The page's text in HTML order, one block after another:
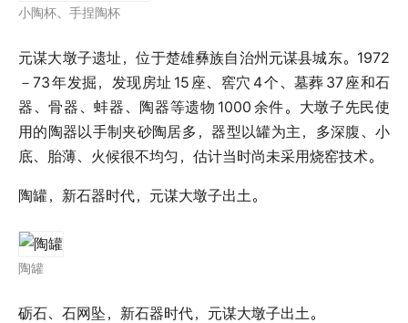
小陶杯、手捏陶杯
元谋大墩子遗址，位于楚雄彝族自治州元谋县城东。1972
－73年发掘，发现房址 15 座、窖穴 4个、墓葬 37 座和石
器、骨器、蚌器、陶器等遗物 1000 余件。大墩子先民使
用的陶器以手制夹砂陶居多，器型以罐为主，多深腹、小
底、胎薄、火候很不均匀，估计当时尚未采用烧窑技术。
陶罐，新石器时代，元谋大墩子出土。
陶罐
砺石、石网坠，新石器时代，元谋大墩子出土。